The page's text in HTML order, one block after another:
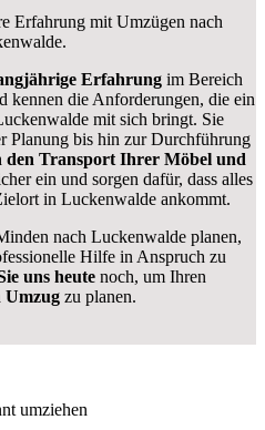
Erfahrung mit Umzügen nach
.
Erfahrungim Bereich
kennen die Anforderungen, die ein
mit sich bringt. Sie
Planung bis hin zur Durchführung
den Transport Ihrer Möbel und
ein und sorgen dafür, dass alles
in Luckenwalde ankommt.
nach Luckenwalde planen,
Hilfe in Anspruch zu
uns heutenoch, um Ihren
Umzugzu planen.
umziehen